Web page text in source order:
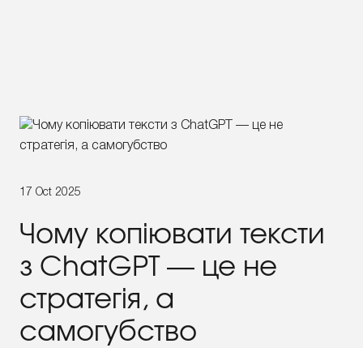
17 Oct 2025
Чому копіювати тексти
з ChatGPT — це не
стратегія, а
самогубство